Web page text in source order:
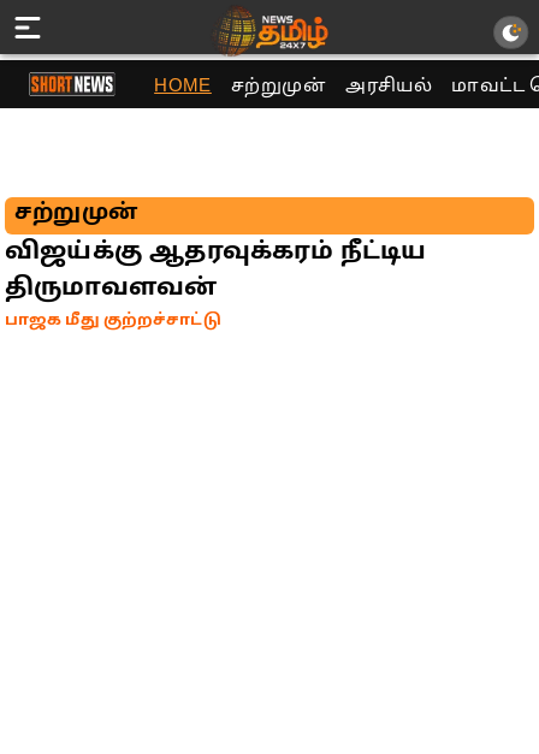
HOME சற்றுமுன் அரசியல் மாவட்ட
சற்றுமுன்
விஜய்க்கு ஆதரவுக்கரம் நீட்டிய
திருமாவளவன்
பாஜக மீது குற்றச்சாட்டு